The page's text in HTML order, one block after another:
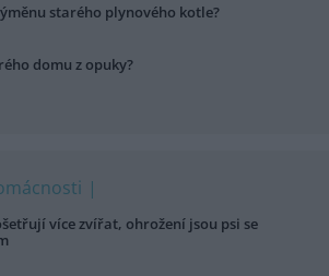
starého plynového kotle?
domu z opuky?
více zvířat, ohrožení jsou psi se